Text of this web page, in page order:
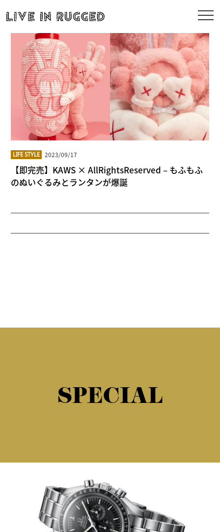
LIFE STYLE 2023/09/17
【即完売】KAWS × AllRightsReserved – もふもふ
のぬいぐるみとランタンが爆誕
SPECIAL